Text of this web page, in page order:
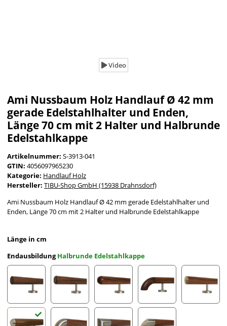
Video
Ami Nussbaum Holz Handlauf Ø 42 mm
gerade Edelstahlhalter und Enden,
Länge 70 cm mit 2 Halter und Halbrunde
Edelstahlkappe
Artikelnummer: S-3913-041
GTIN: 4056097965230
Kategorie: Handlauf Holz
Hersteller: TIBU-Shop GmbH (15938 Drahnsdorf)
Ami Nussbaum Holz Handlauf Ø 42 mm gerade Edelstahlhalter und
Enden, Länge 70 cm mit 2 Halter und Halbrunde Edelstahlkappe
Länge in cm
EndausbildungHalbrunde Edelstahlkappe
gefast Radius gefrästHalbkugel gefrästHolzkrümmling